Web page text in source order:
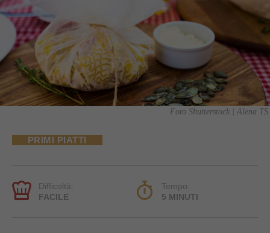
Foto Shutterstock | Alena TS
PRIMI PIATTI
Difficoltà:
FACILE
Tempo:
5 MINUTI